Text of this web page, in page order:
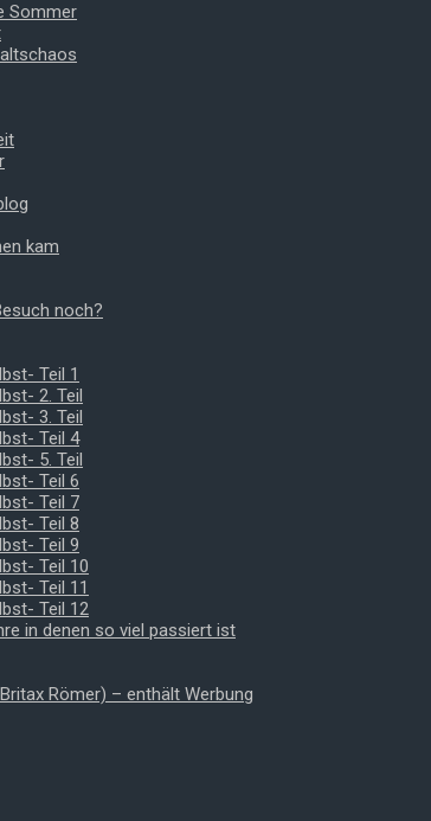
Sommer
kam
noch?
Teil 1
2. Teil
3. Teil
Teil 4
5. Teil
Teil 6
Teil 7
Teil 8
Teil 9
Teil 10
Teil 11
Teil 12
in denen so viel passiert ist
Römer) – enthält Werbung